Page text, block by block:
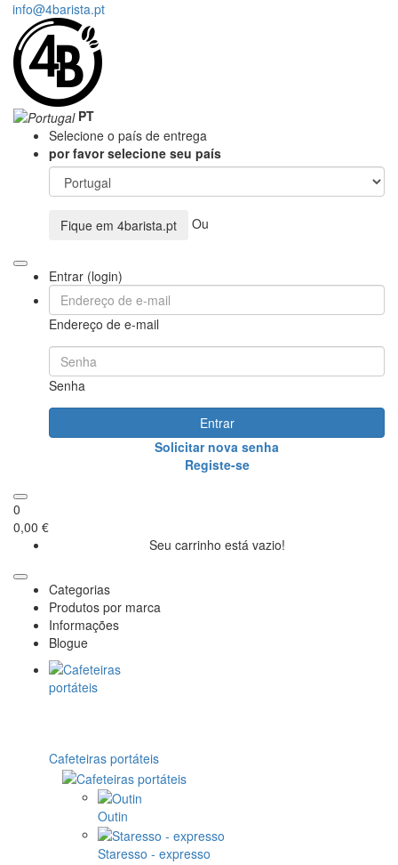
info@4barista.pt
PT
Selecione o país de entrega
por favor selecione seu país
Fique em 4barista.pt Ou
Entrar (login)
Endereço de e-mail
Senha
Entrar
Solicitar nova senha
Registe-se
0
0,00 €
Seu carrinho está vazio!
Categorias
Produtos por marca
Informações
Blogue
Cafeteiras portáteis
Outin
Staresso - expresso